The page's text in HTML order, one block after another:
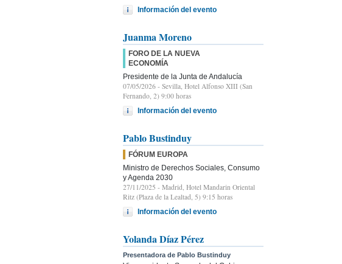
Información del evento
Juanma Moreno
FORO DE LA NUEVA
ECONOMÍA
Presidente de la Junta de Andalucía
07/05/2026 - Sevilla, Hotel Alfonso XIII (San
Fernando, 2) 9:00 horas
Información del evento
Pablo Bustinduy
FÓRUM EUROPA
Ministro de Derechos Sociales, Consumo
y Agenda 2030
27/11/2025 - Madrid, Hotel Mandarin Oriental
Ritz (Plaza de la Lealtad, 5) 9:15 horas
Información del evento
Yolanda Díaz Pérez
Presentadora de Pablo Bustinduy